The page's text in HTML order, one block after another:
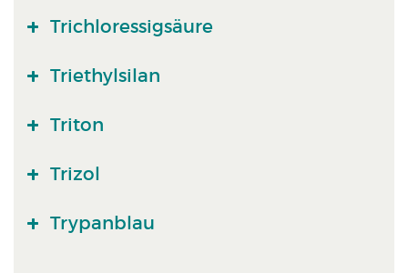
Trichloressigsäure
Triethylsilan
Triton
Trizol
Trypanblau